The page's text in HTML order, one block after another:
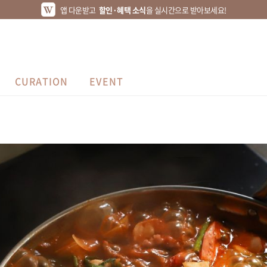
앱 다운받고 할인·혜택 소식을 실시간으로 받아보세요!
CURATION EVENT